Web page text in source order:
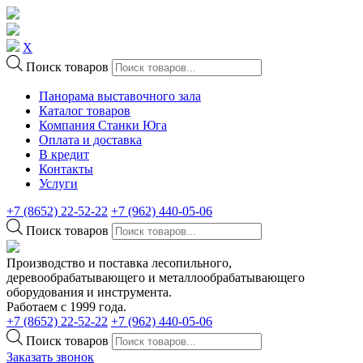
X
Поиск товаров
Панорама выставочного зала
Каталог товаров
Компания Станки Юга
Оплата и доставка
В кредит
Контакты
Услуги
+7 (8652) 22-52-22 +7 (962) 440-05-06
Поиск товаров
Производство и поставка лесопильного,
деревообрабатывающего и металлообрабатывающего
оборудования и инструмента.
Работаем с 1999 года.
+7 (8652) 22-52-22 +7 (962) 440-05-06
Поиск товаров
Заказать звонок